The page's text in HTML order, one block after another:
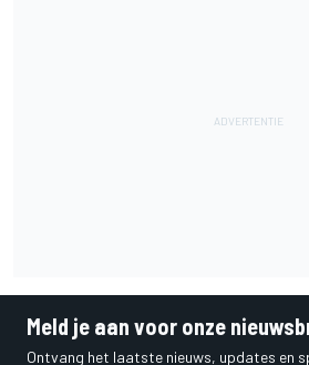
Meld je aan voor onze
Ontvang het laatste nieuws, updates en